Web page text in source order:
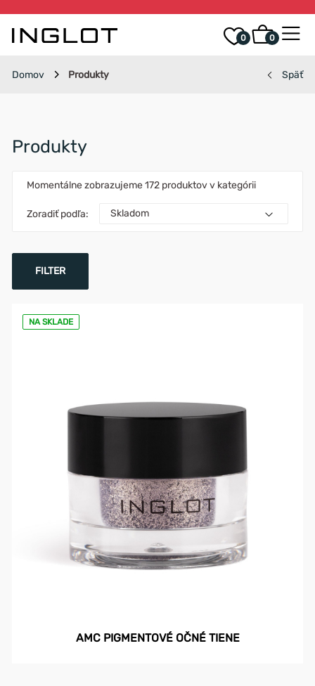
0 0
Domov Produkty Späť
Produkty
Momentálne zobrazujeme172 produktovv kategórii
Zoradiť podľa:
FILTER
NA SKLADE
AMC PIGMENTOVÉ OČNÉ TIENE